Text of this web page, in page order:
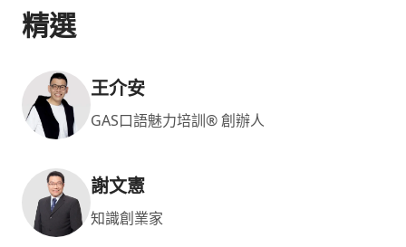
精選
王介安
GAS口語魅力培訓® 創辦人
謝文憲
知識創業家